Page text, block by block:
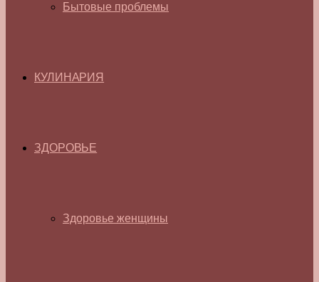
Бытовые проблемы
КУЛИНАРИЯ
ЗДОРОВЬЕ
Здоровье женщины